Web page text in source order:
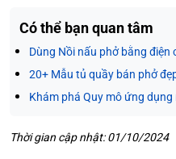
Có thể bạn quan tâm
Dùng Nồi nấu phở bằng điện
20+ Mẫu tủ quầy bán phở
Khám phá Quy mô ứng
Thời gian cập nhật: 01/10/2024